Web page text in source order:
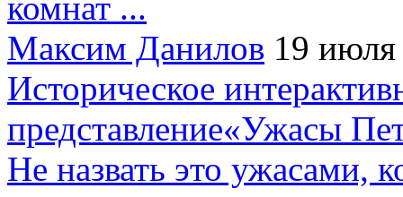
Максим Данилов 19
Историческое
представление«Ужасы
Не назвать это ужасами,